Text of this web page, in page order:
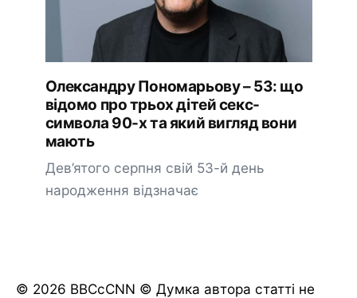
Олександру Пономарьову – 53: що
відомо про трьох дітей секс-
символа 90-х та який вигляд вони
мають
Дев’ятого серпня свій 53-й день
народження відзначає
© 2026 BBCcCNN © Думка автора статті не